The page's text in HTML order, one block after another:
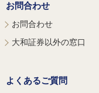
お問合わせ
お問合わせ
大和証券以外の窓口
よくあるご質問